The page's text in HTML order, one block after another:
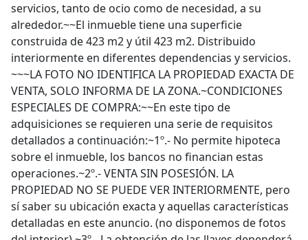
servicios, tanto de ocio como de necesidad, a su
alrededor.~~El inmueble tiene una superficie
construida de 423 m2 y útil 423 m2. Distribuido
interiormente en diferentes dependencias y servicios.
~~~LA FOTO NO IDENTIFICA LA PROPIEDAD EXACTA DE
VENTA, SOLO INFORMA DE LA ZONA.~CONDICIONES
ESPECIALES DE COMPRA:~~En este tipo de
adquisiciones se requieren una serie de requisitos
detallados a continuación:~1º.- No permite hipoteca
sobre el inmueble, los bancos no financian estas
operaciones.~2º.- VENTA SIN POSESIÓN. LA
PROPIEDAD NO SE PUEDE VER INTERIORMENTE, pero
sí saber su ubicación exacta y aquellas características
detalladas en este anuncio. (no disponemos de fotos